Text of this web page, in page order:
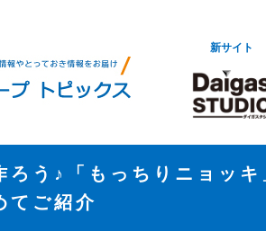
新サイト
ろう♪「もっちりニョッ
てご紹介